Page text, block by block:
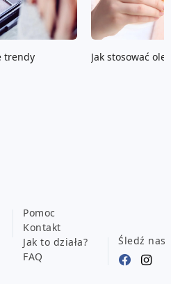
trendy Jak stosować
Pomoc
Kontakt
Jak to działa?
FAQ
Śledź nas